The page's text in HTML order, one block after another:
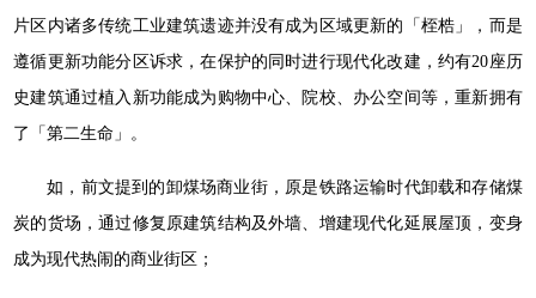
片区内诸多传统工业建筑遗迹并没有成为区域更新的「桎梏」，而是
遵循更新功能分区诉求，在保护的同时进行现代化改建，约有20座历
史建筑通过植入新功能成为购物中心、院校、办公空间等，重新拥有
了「第二生命」。
如，前文提到的卸煤场商业街，原是铁路运输时代卸载和存储煤
炭的货场，通过修复原建筑结构及外墙、增建现代化延展屋顶，变身
成为现代热闹的商业街区；